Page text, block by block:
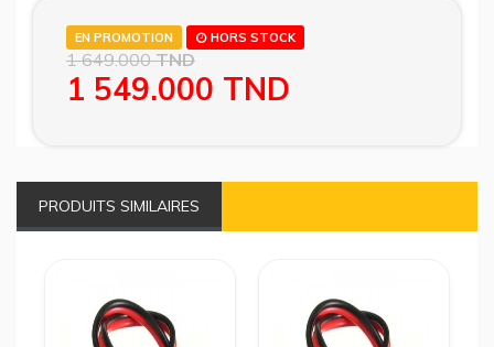
EN PROMOTION HORS STOCK
1 649.000TND
1 549.000 TND
PRODUITS SIMILAIRES